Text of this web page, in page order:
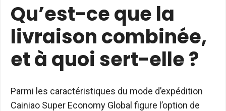
Qu’est-ce que la
livraison combinée,
et à quoi sert-elle ?
Parmi les caractéristiques du mode d’expédition
Cainiao Super Economy Global figure l’option de